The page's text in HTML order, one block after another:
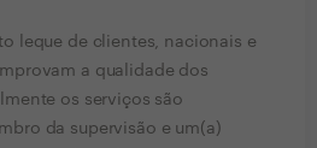
leque de clientes, nacionais e
a qualidade dos
os serviços são
da supervisão e um(a)